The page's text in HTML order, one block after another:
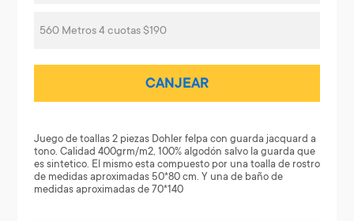
560 Metros 4 cuotas $190
CANJEAR
Juego de toallas 2 piezas Dohler felpa con guarda jacquard a
tono. Calidad 400grm/m2, 100% algodón salvo la guarda que
es sintetico. El mismo esta compuesto por una toalla de rostro
de medidas aproximadas 50*80 cm. Y una de baño de
medidas aproximadas de 70*140